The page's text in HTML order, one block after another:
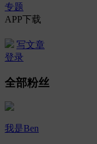
专题
APP下载
写文章
登录
全部粉丝
我是Ben